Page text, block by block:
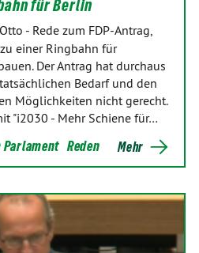
für Berlin
- Rede zum FDP-Antrag,
einer Ringbahn für
Der Antrag hat durchaus
Bedarf und den
Möglichkeiten nicht gerecht.
"i2030 - Mehr Schiene für…
Parlament Reden Mehr